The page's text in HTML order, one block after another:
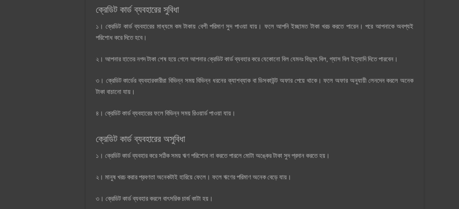
ক্রেডিট কার্ড ব্যবহারের সুবিধা
১। ক্রেডিট কার্ড ব্যবহারের মাধ্যমে কম টাকায় বেশী পরিমাণ সুদ পাওয়া যায়। ফলে আপনি ইচ্ছামত টাকা খরচ করতে পারেন। পরে আপনাকে অবশ্যই
পরিশোধ করে দিতে হবে।
২। আপনার হাতের নগদ টাকা শেষ হয়ে গেলে আপনার ক্রেডিট কার্ড ব্যবহার করে যেকোনো বিল যেমনঃ বিদ্যুৎ বিল, গ্যাস বিল ইত্যাদি দিতে পারবেন।
৩। ক্রেডিট কার্ডের ব্যবহারকারীরা বিভিন্ন সময় বিভিন্ন ধরনের ক্যাশব্যাক বা ডিসকাউন্ট অফার পেয়ে থাকে। ফলে অফার অনুযায়ী লেনদেন করলে অনেক
টাকা বাচানো যায়।
৪। ক্রেডিট কার্ড ব্যবহারের ফলে বিভিন্ন সময় রিওয়ার্ড পাওয়া যায়।
ক্রেডিট কার্ড ব্যবহারের অসুবিধা
১। ক্রেডিট কার্ড ব্যবহার করে সঠিক সময় ঋণ পরিশোধ না করতে পারলে মোটা অঙ্কের টাকা সুদ প্রদান করতে হয়।
২। মানুষ খরচ করার প্রবণতা অনেকটাই হারিয়ে ফেলে। ফলে ঋণের পরিমাণ অনেক বেড়ে যায়।
৩। ক্রেডিট কার্ড ব্যবহার করলে বাৎসরিক চার্জ কাটা হয়।